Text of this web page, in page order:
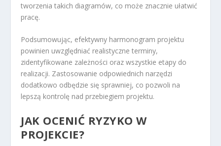
tworzenia takich diagramów, co może znacznie ułatwić
pracę.
Podsumowując, efektywny harmonogram projektu
powinien uwzględniać realistyczne terminy,
zidentyfikowane zależności oraz wszystkie etapy do
realizacji. Zastosowanie odpowiednich narzędzi
dodatkowo odbędzie się sprawniej, co pozwoli na
lepszą kontrolę nad przebiegiem projektu.
JAK OCENIĆ RYZYKO W
PROJEKCIE?